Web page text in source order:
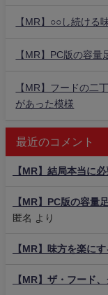
【MR】○○し続ける
【MR】PC版の容
【MR】フードの二
があった模様
最近のコメント
【MR】結局本当に
【MR】PC版の容量
匿名 より
【MR】味方を楽に
【MR】ザ・フード